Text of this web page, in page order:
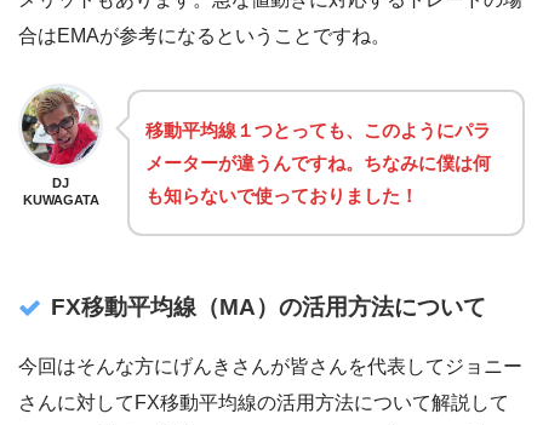
合はEMAが参考になるということですね。
DJ
KUWAGATA
移動平均線１つとっても、このようにパラ
メーターが違うんですね。ちなみに僕は何
も知らないで使っておりました！
FX移動平均線（MA）の活用方法について
今回はそんな方にげんきさんが皆さんを代表してジョニー
さんに対してFX移動平均線の活用方法について解説して